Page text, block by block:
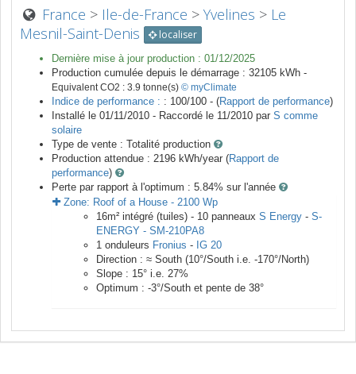
France > Ile-de-France >Yvelines > Le
Mesnil-Saint-Denis
localiser
Dernière mise à jour production : 01/12/2025
Production cumulée depuis le démarrage : 32105 kWh -
Equivalent CO2 : 3.9 tonne(s) © myClimate
Indice de performance : : 100/100 - (Rapport de performance)
Installé le 01/11/2010 - Raccordé le 11/2010 par S comme
solaire
Type de vente : Totalité production
Production attendue : 2196 kWh/year (Rapport de
performance)
Perte par rapport à l'optimum : 5.84% sur l'année
Zone: Roof of a House - 2100 Wp
16m² intégré (tuiles) - 10 panneaux S Energy - S-
ENERGY - SM-210PA8
1 onduleurs Fronius - IG 20
Direction : ≈ South (10°/South i.e. -170°/North)
Slope : 15° i.e. 27%
Optimum : -3°/South et pente de 38°